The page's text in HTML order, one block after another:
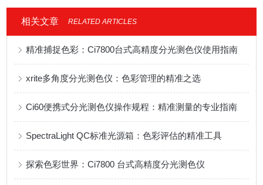
相关文章 RELATED ARTICLES
精准捕捉色彩：Ci7800台式高精度分光测色仪使用指南
xrite多角度分光测色仪：色彩管理的精准之选
Ci60便携式分光测色仪操作规程：精准测量的专业指南
SpectraLight QC标准光源箱：色彩评估的精准工具
探索色彩世界：Ci7800 台式高精度分光测色仪